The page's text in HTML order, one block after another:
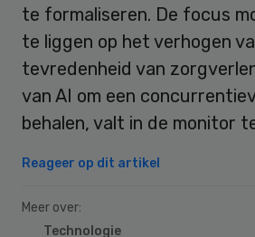
te formaliseren. De focus
te liggen op het verhogen
tevredenheid van
van AI om een
behalen, valt in de monitor
Reageer op dit artikel
Meer over:
Technologie